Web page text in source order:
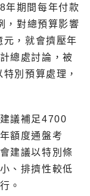
年期間每年付款
，對總預算影響
，就會擠壓年
總處討論，被
別預算處理，
議補足4700
額度通盤考
建議以特別條
、排擠性較低
。